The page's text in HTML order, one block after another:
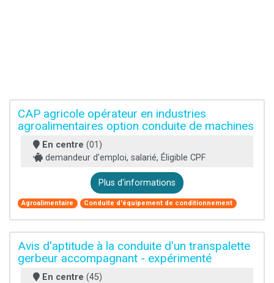
CAP agricole opérateur en industries
agroalimentaires option conduite de machines
En centre (01)
demandeur d’emploi, salarié, Éligible CPF
Plus d'informations
Agroalimentaire Conduite d'équipement de conditionnement
Avis d'aptitude à la conduite d'un transpalette
gerbeur accompagnant - expérimenté
En centre (45)